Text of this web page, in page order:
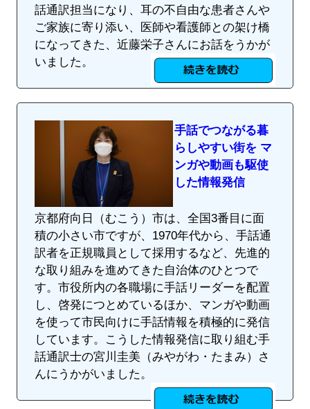
話通訳担当になり、耳の不自由な患者さんや
ご家族に寄り添い、医師や看護師との架け橋
になってきた、近藤栄子さんにお話をうかが
いました。
手話でつながる暮
らしやすい街を マ
ンガや動画も駆使
した情報発信
京都府向日（むこう）市は、全国3番目に面
積の小さい市ですが、1970年代から、手話通
訳者を正規職員として採用するなど、先進的
な取り組みを進めてきた自治体のひとつで
す。市役所内の各職場に手話リーダーを配置
し、啓発につとめているほか、マンガや動画
を使って市民向けに手話情報を積極的に発信
しています。こうした情報発信に取り組む手
話通訳士の宮川圭美（みやがわ・たまみ）さ
んにうかがいました。